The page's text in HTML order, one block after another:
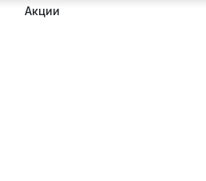
Акции